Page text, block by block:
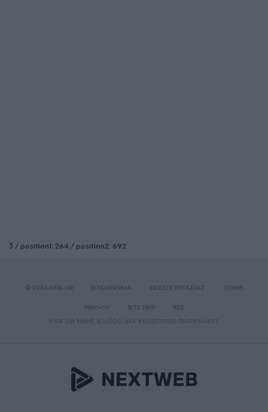
3 / position1: 264 / position2: 692
© 2026 PINK.GR ΕΠΙΚΟΙΝΩΝΙΑ ΘΕΣΕΙΣ ΕΡΓΑΣΙΑΣ TERMS
PRIVACY SITE MAP
RSS
PINK.GR NAME & LOGO ARE REGISTERED TRADEMARKS